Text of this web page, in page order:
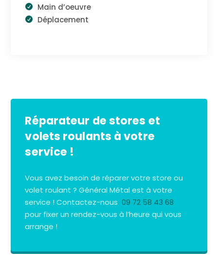
Main d’oeuvre
Déplacement
Réparateur de stores et
volets roulants à votre
service !
Vous avez besoin de réparer votre store ou
volet roulant ? Général Métal est à votre
service ! Contactez-nous09 72 58 43 68
pour fixer un rendez-vous à l’heure qui vous
arrange !